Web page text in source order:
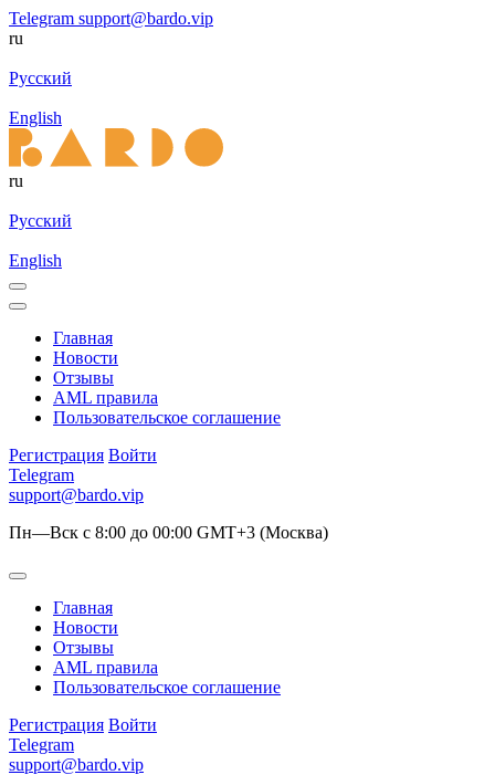
Telegram support@bardo.vip
ru
Русский
English
ru
Русский
English
Главная
Новости
Отзывы
AML правила
Пользовательское соглашение
Регистрация Войти
Telegram
support@bardo.vip
Пн—Вск с 8:00 до 00:00 GMT+3 (Москва)
Главная
Новости
Отзывы
AML правила
Пользовательское соглашение
Регистрация Войти
Telegram
support@bardo.vip